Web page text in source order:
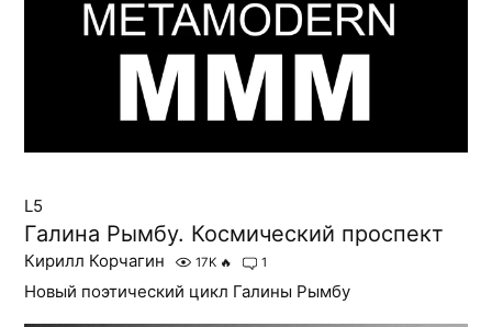
L5
Галина Рымбу. Космический проспект
Кирилл Корчагин 17K 🔥 1
Новый поэтический цикл Галины Рымбу